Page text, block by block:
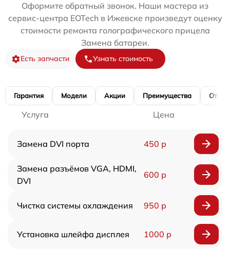
Оформите обратный звонок. Наши мастера из
сервис-центра EOTech в Ижевске произведут оценку
стоимости ремонта голографического прицела
Замена батареи.
Есть запчасти Узнать стоимость
Гарантия Модели Акции Преимущества
Услуга Цена
Замена DVI порта 450 р
Замена разъёмов VGA, HDMI,
DVI
600 р
Чистка системы охлаждения 950 р
Установка шлейфа дисплея 1000 р